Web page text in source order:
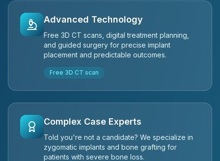
Advanced Technology
Free 3D CT scans, digital treatment planning,
and guided surgery for precise implant
placement and predictable outcomes.
Free 3D CT scan
Complex Case Experts
Told you're not a candidate? We specialize in
zygomatic implants and bone grafting for
patients with severe bone loss.